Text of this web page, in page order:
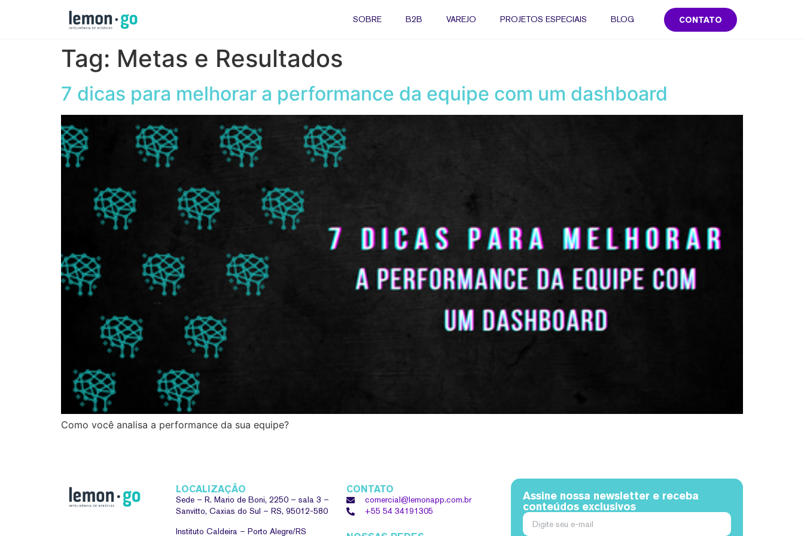
SOBRE B2B VAREJO PROJETOS ESPECIAIS BLOG CONTATO
Tag: Metas e Resultados
7 dicas para melhorar a performance da equipe com um dashboard
Como você analisa a performance da sua equipe?
LOCALIZAÇÃO
Sede –R. Mario de Boni, 2250 – sala 3 –
Sanvitto, Caxias do Sul – RS, 95012-580
Instituto Caldeira – Porto Alegre/RS
CONTATO
comercial@lemonapp.com.br
+55 54 34191305
Assine nossa newsletter e receba
conteúdos exclusivos